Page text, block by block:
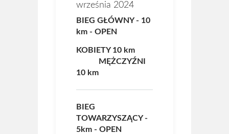
września 2024
BIEG GŁÓWNY - 10
km - OPEN
KOBIETY 10 km
MĘŻCZYŹNI
10 km
BIEG
TOWARZYSZĄCY -
5km - OPEN